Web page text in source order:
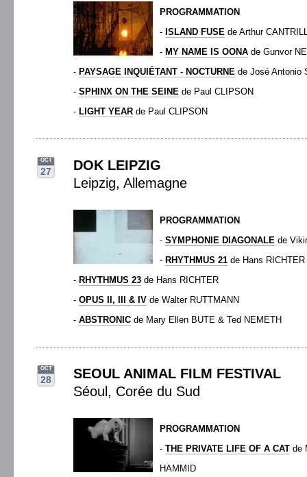
PROGRAMMATION
- ISLAND FUSE de Arthur
- MY NAME IS OONA de Gunvor
- PAYSAGE INQUIÉTANT - NOCTURNE de José Antonio
- SPHINX ON THE SEINE de Paul CLIPSON
- LIGHT YEAR de Paul CLIPSON
OCT
27
DOK LEIPZIG
Leipzig, Allemagne
PROGRAMMATION
- SYMPHONIE DIAGONALE de
- RHYTHMUS 21 de Hans RICHTER
- RHYTHMUS 23 de Hans RICHTER
- OPUS II, III & IV de Walter RUTTMANN
- ABSTRONIC de Mary Ellen BUTE & Ted NEMETH
OCT
28
SEOUL ANIMAL FILM FESTIVAL
Séoul, Corée du Sud
PROGRAMMATION
- THE PRIVATE LIFE OF A CAT de
HAMMID